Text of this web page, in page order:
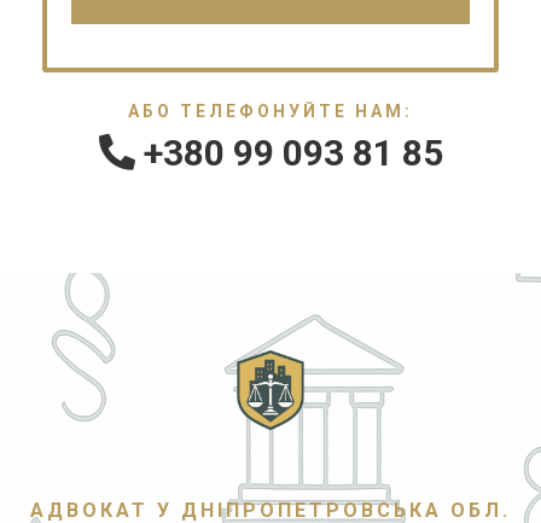
АБО ТЕЛЕФОНУЙТЕ НАМ:
+380 99 093 81 85
АДВОКАТ У ДНІПРОПЕТРОВСЬКА ОБЛ.